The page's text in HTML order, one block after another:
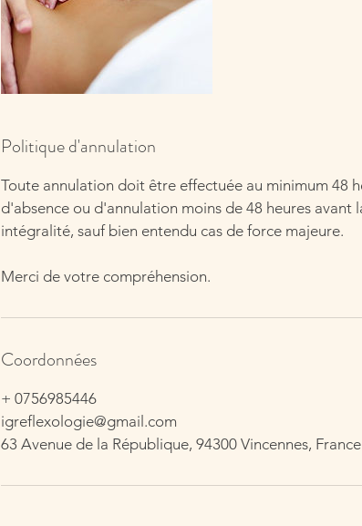
Politique d'annulation
Toute annulation doit être effectuée au minimum 48
d'absence ou d'annulation moins de 48 heures avant
intégralité, sauf bien entendu cas de force majeure.
Merci de votre compréhension.
Coordonnées
+ 0756985446
igreflexologie@gmail.com
63 Avenue de la République, 94300 Vincennes, France